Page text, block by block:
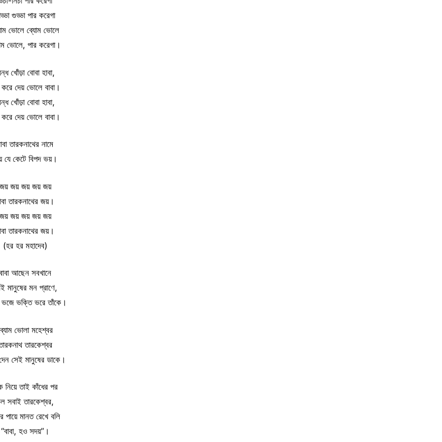
গুড্ডা পার করেগা
ভোলে ব্যোম ভোলে
ভোলে, পার করেগা।
খোঁড়া বোবা হাবা,
করে দেয় ভোলে বাবা।
খোঁড়া বোবা হাবা,
করে দেয় ভোলে বাবা।
তারকনাথের নামে
যে কেটে বিপদ ভয়।
জয় জয় জয় জয় জয়
তারকনাথের জয়।
জয় জয় জয় জয় জয়
তারকনাথের জয়।
(হর হর মহাদেব)
আছেন সবখানে
মানুষের মন প্রাণে,
ভক্তি ভরে তাঁকে।
ভোলা মহেশ্বর
তারকেশ্বর
সেই মানুষের ডাকে।
নিয়ে তাই কাঁধের পর
সবাই তারকেশ্বর,
পায়ে মানত রেখে বলি
“বাবা, হও সদয়”।